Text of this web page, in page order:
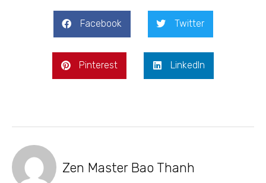
Facebook Twitter
Pinterest LinkedIn
Zen Master Bao Thanh